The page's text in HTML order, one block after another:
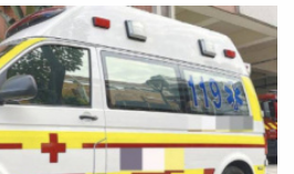
待」，也有人無奈表示「站到腳
後。許多汽、機車駕駛則因平交
路上排隊等候，讓下班尖峰交通雪
修人員持續搶修後，晚間8時51分
西正線恢復正常雙向行車，各級列
常運作。不過，由於事故期間累積
，台鐵為確保列車正常開行，緊急
最終完成發車作業，但該班次因
後續行駛時刻。台鐵東區營運處長
首次發生蜈蚣咬人事件，初步研判
，沿月台尾端斜坡爬上平台。事件
廠商加強月台及周邊環境清消作